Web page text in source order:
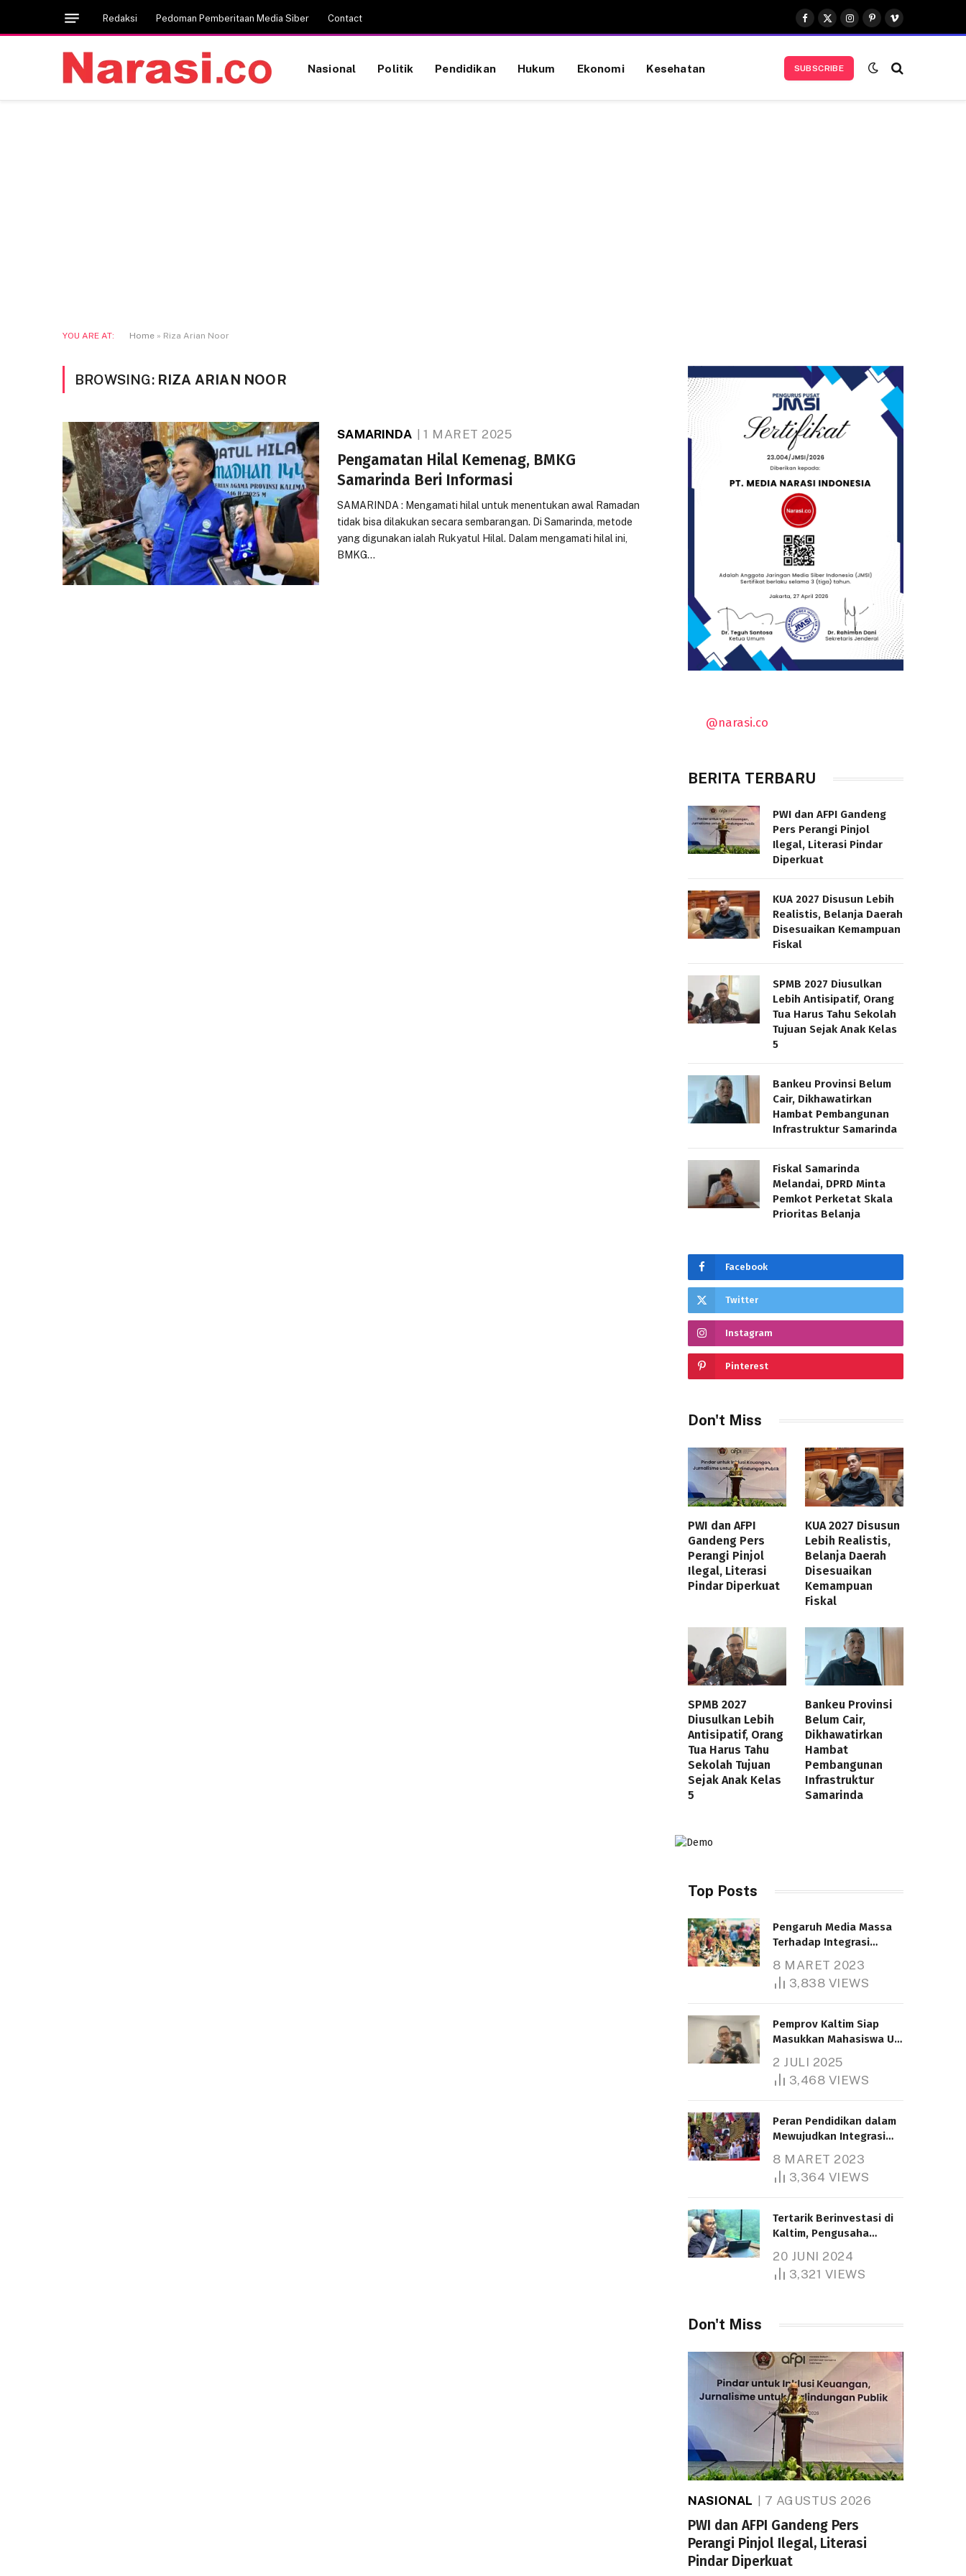
Redaksi Pedoman Pemberitaan Media Siber Contact
Facebook
X
(Twitter)
Instagram
Pinterest
Vimeo
Nasional Politik Pendidikan Hukum Ekonomi Kesehatan SUBSCRIBE
YOU ARE AT: Home » Riza Arian Noor
BROWSING: RIZA ARIAN NOOR
SAMARINDA 1 MARET 2025
Pengamatan Hilal Kemenag, BMKG
Samarinda Beri Informasi
SAMARINDA : Mengamati hilal untuk menentukan awal Ramadan
tidak bisa dilakukan secara sembarangan. Di Samarinda, metode
yang digunakan ialah Rukyatul Hilal. Dalam mengamati hilal ini,
BMKG…
@narasi.co
BERITA TERBARU
PWI dan AFPI Gandeng
Pers Perangi Pinjol
Ilegal, Literasi Pindar
Diperkuat
KUA 2027 Disusun Lebih
Realistis, Belanja Daerah
Disesuaikan Kemampuan
Fiskal
SPMB 2027 Diusulkan
Lebih Antisipatif, Orang
Tua Harus Tahu Sekolah
Tujuan Sejak Anak Kelas
5
Bankeu Provinsi Belum
Cair, Dikhawatirkan
Hambat Pembangunan
Infrastruktur Samarinda
Fiskal Samarinda
Melandai, DPRD Minta
Pemkot Perketat Skala
Prioritas Belanja
Facebook
Twitter
Instagram
Pinterest
Don't Miss
PWI dan AFPI
Gandeng Pers
Perangi Pinjol
Ilegal, Literasi
Pindar Diperkuat
KUA 2027 Disusun
Lebih Realistis,
Belanja Daerah
Disesuaikan
Kemampuan
Fiskal
SPMB 2027
Diusulkan Lebih
Antisipatif, Orang
Tua Harus Tahu
Sekolah Tujuan
Sejak Anak Kelas
5
Bankeu Provinsi
Belum Cair,
Dikhawatirkan
Hambat
Pembangunan
Infrastruktur
Samarinda
Top Posts
Pengaruh Media Massa
Terhadap Integrasi
8 MARET 2023
3,838 VIEWS
Pemprov Kaltim Siap
Masukkan Mahasiswa UT
Bantuan Pendidikan
Gratispol
2 JULI 2025
3,468 VIEWS
Peran Pendidikan dalam
Mewujudkan Integrasi
8 MARET 2023
3,364 VIEWS
Tertarik Berinvestasi di
Kaltim, Pengusaha
1.000 Hektare
20 JUNI 2024
3,321 VIEWS
Don't Miss
NASIONAL 7 AGUSTUS 2026
PWI dan AFPI Gandeng Pers
Perangi Pinjol Ilegal, Literasi
Pindar Diperkuat